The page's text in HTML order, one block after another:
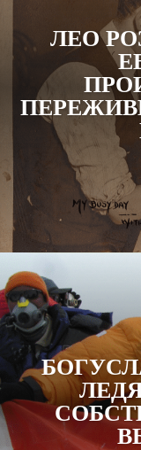
ЛЕО